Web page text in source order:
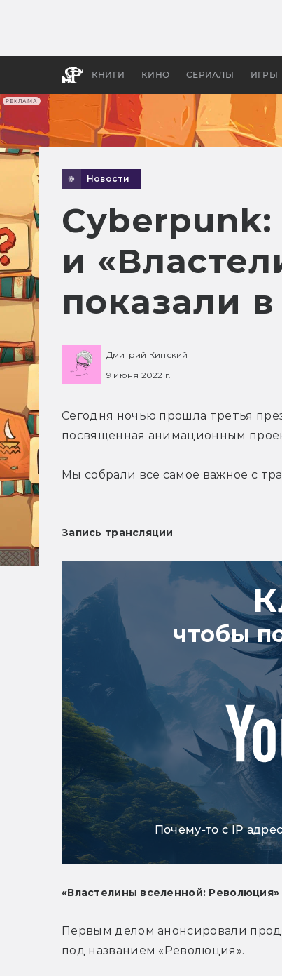
РЕКЛАМА
КНИГИ КИНО СЕРИАЛЫ ИГРЫ
Новости
и
показали
Дмитрий Кинский
9 июня 2022 г.
Сегодня ночью прошла третья
посвященная анимационным
Мы собрали все самое важное с
Запись трансляции
чтобы
Почему-то с IP
«Властелины вселенной: Революция»
Первым делом анонсировали
под названием «Революция».